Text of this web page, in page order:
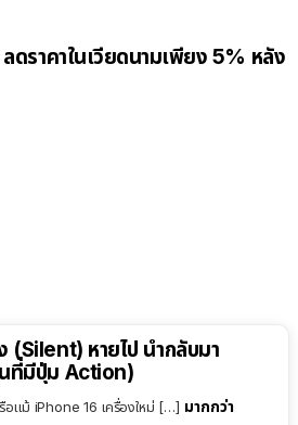
ดราคาในเวียดนามเพียง 5% หลัง
(Silent) หายไป นำกลับมา
ที่มีปุ่ม Action)
อแม้ iPhone 16 เครื่องใหม่ […] มากกว่า